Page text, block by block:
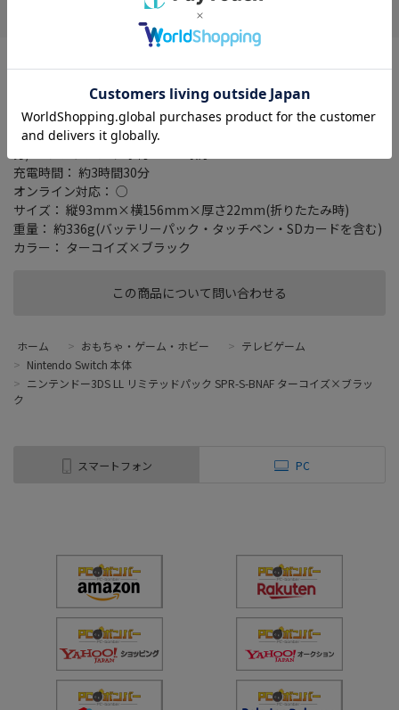
この商品について問い合わせる
ト/ヘッドホン接続端子(ステレオ出力)
ディスプレイサイズ： 上画面 4.88型/下画面 4.18型
駆動時間(目安)： 3DSソフトプレイ時 約3時間30分～6時間30
充電時間： 約3時間30分
オンライン対応： ○
サイズ： 縦93mm×横156mm×厚さ22mm(折りたたみ時)
重量： 約336g(バッテリーパック・タッチペン・SDカードを含む)
カラー： ターコイズ×ブラック
ホーム > おもちゃ・ゲーム・ホビー > テレビゲーム
> Nintendo Switch 本体
> ニンテンドー3DS LL リミテッドパック SPR-S-BNAF ターコイズ×ブラッ
ク
スマートフォン PC